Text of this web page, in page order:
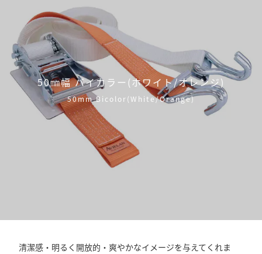
50㎜幅 バイカラー(ホワイト/オレンジ)
50mm Bicolor(White/Orange)
清潔感・明るく開放的・爽やかなイメージを与えてくれま